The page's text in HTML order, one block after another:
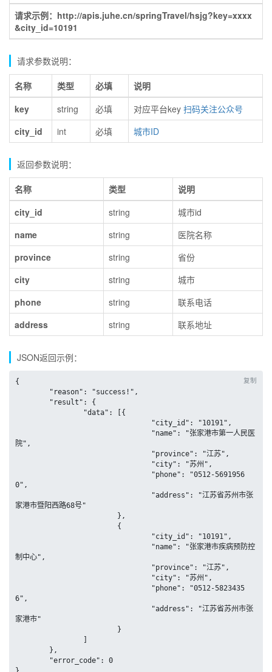
请求示例：http://apis.juhe.cn/springTravel/hsjg?key=xxxx
&city_id=10191
请求参数说明：
名称 类型 必填
说明
key
string 必填 对应平台key 扫码关注公众号
city_id
int 必填 城市ID
返回参数说明：
名称 类型
说明
city_id
string
城市id
name
string
医院名称
province
string
省份
city
string
城市
phone
string
联系电话
address
string 联系地址
JSON返回示例：
复制
{
院",
0",
家港市暨阳西路68号"
制中心",
6",
家港市"